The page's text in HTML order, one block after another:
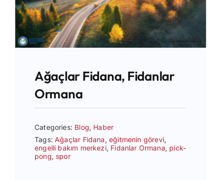
Ağaçlar Fidana, Fidanlar
Ormana
Categories: Blog, Haber
Tags:Ağaçlar Fidana, eğitmenin görevi,
engelli bakım merkezi, Fidanlar Ormana, pick-
pong, spor